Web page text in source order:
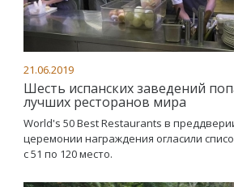
21.06.2019
Шесть испанских заведений
лучших ресторанов мира
World's 50 Best Restaurants в
церемонии награждения огласили
с 51 по 120 место.